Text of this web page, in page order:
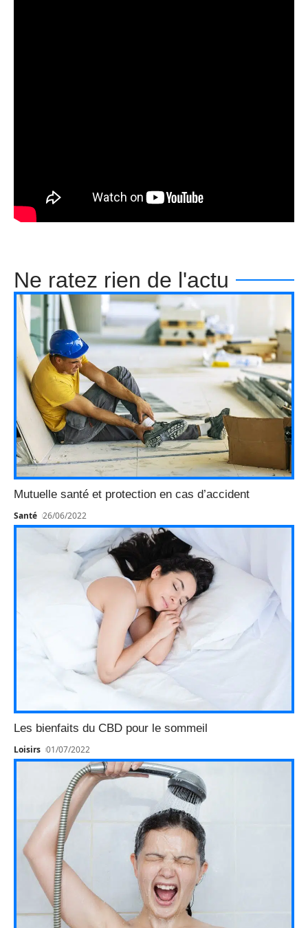
Ne ratez rien de l'actu
Mutuelle santé et protection en cas d’accident
Santé 26/06/2022
Les bienfaits du CBD pour le sommeil
Loisirs 01/07/2022